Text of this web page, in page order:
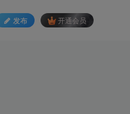
发布 开通会员